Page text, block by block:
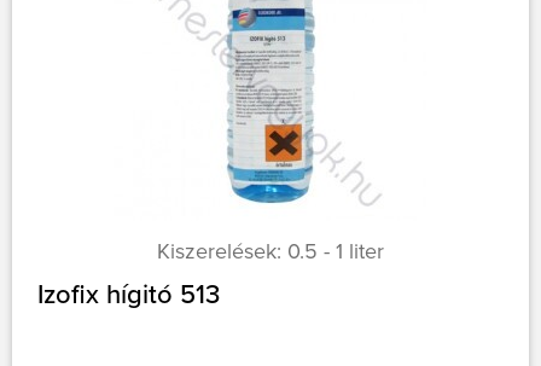
Kiszerelések: 0.5 - 1 liter
Izofix hígitó 513